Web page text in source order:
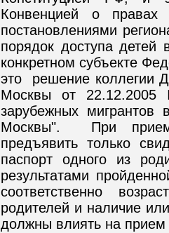
Конвенцией о
постановлениями
порядок доступа детей
конкретном субъекте
это решение коллегии
Москвы от
зарубежных мигрантов
Москвы". При
предъявить только
паспорт одного из
результатами
соответственно
родителей и наличие
должны влиять на прием